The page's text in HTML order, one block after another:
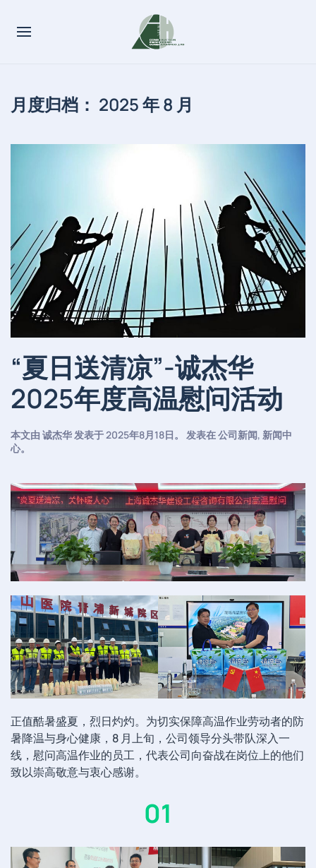
月度归档： 2025 年 8 月
“夏日送清凉”-诚杰华
2025年度高温慰问活动
本文由 诚杰华 发表于2025年8月18日。 发表在公司新闻, 新闻中
心。
正值酷暑盛夏，烈日灼灼。为切实保障高温作业劳动者的防
暑降温与身心健康，8 月上旬，公司领导分头带队深入一
线，慰问高温作业的员工，代表公司向奋战在岗位上的他们
致以崇高敬意与衷心感谢。
01